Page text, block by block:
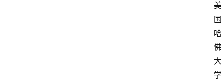
美
国
哈
佛
大
学